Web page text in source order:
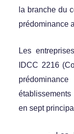
la branche du
prédominance
Les
IDCC 2216
en sept